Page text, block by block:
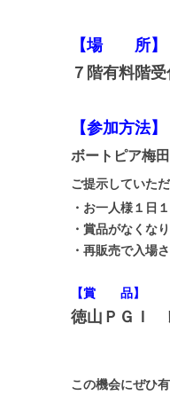
【場 所】
７階有料階
【参加方法】
ボートピア梅
ご提示していた
・お一人様１日
・賞品がなくな
・再販売で入場
【賞 品】
徳山ＰＧＩ
この機会にぜひ